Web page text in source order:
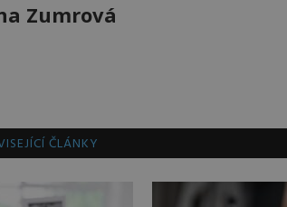
Zumrová
ČLÁNKY